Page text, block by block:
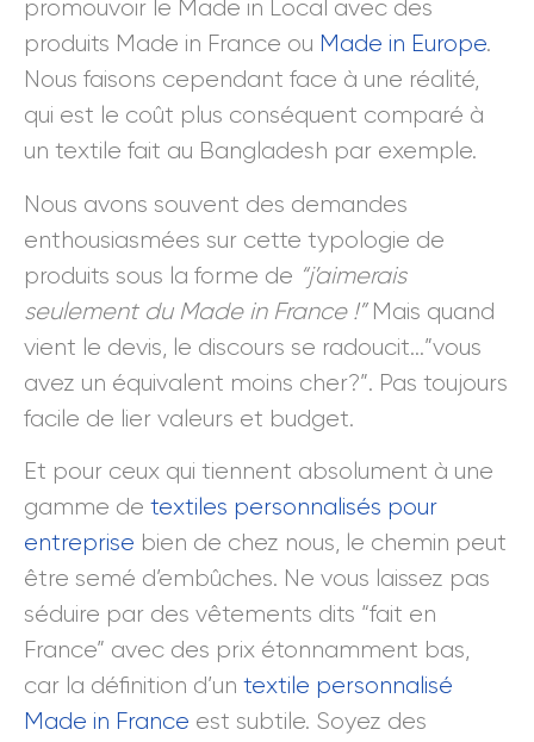
promouvoir le Made in Local avec des
produits Made in France ou Made in Europe.
Nous faisons cependant face à une réalité,
qui est le coût plus conséquent comparé à
un textile fait au Bangladesh par exemple.
Nous avons souvent des demandes
enthousiasmées sur cette typologie de
produits sous la forme de “j’aimerais
seulement du Made in France !”Mais quand
vient le devis, le discours se radoucit…”vous
avez un équivalent moins cher?”. Pas toujours
facile de lier valeurs et budget.
Et pour ceux qui tiennent absolument à une
gamme de textiles personnalisés pour
entreprise bien de chez nous, le chemin peut
être semé d’embûches. Ne vous laissez pas
séduire par des vêtements dits “fait en
France” avec des prix étonnamment bas,
car la définition d’un textile personnalisé
Made in France est subtile. Soyez des